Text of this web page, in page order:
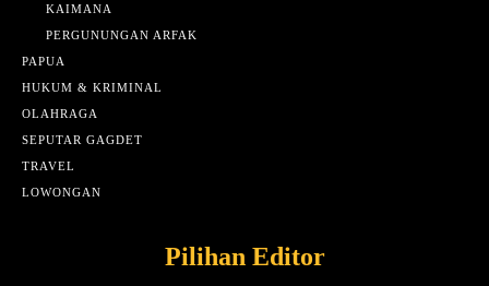
KAIMANA
PERGUNUNGAN ARFAK
PAPUA
HUKUM & KRIMINAL
OLAHRAGA
SEPUTAR GAGDET
TRAVEL
LOWONGAN
Pilihan Editor